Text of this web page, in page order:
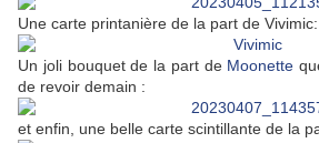
Une carte printanière de la part de Vivimic:
Un joli bouquet de la part de Moonette
de revoir demain :
et enfin, une belle carte scintillante de la